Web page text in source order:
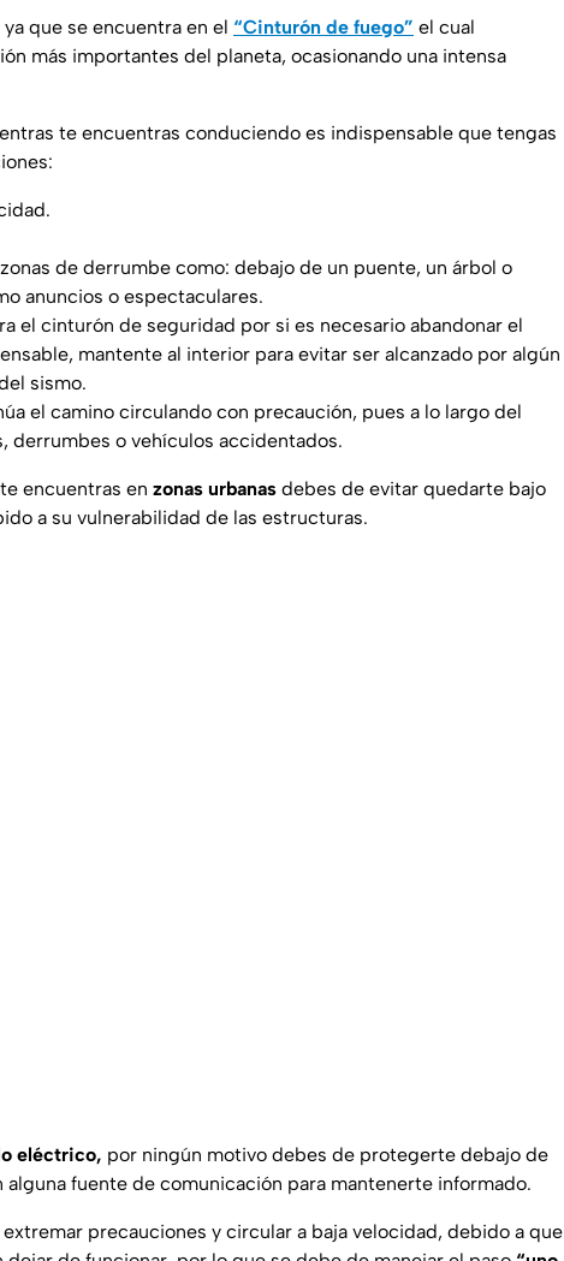
que se encuentra en el “Cinturón de fuego” el cual
más importantes del planeta, ocasionando una intensa
te encuentras conduciendo es indispensable que tengas
de derrumbe como: debajo de un puente, un árbol o
anuncios o espectaculares.
el cinturón de seguridad por si es necesario abandonar el
mantente al interior para evitar ser alcanzado por algún
sismo.
el camino circulando con precaución, pues a lo largo del
derrumbes o vehículos accidentados.
encuentras en zonas urbanas debes de evitar quedarte bajo
a su vulnerabilidad de las estructuras.
eléctrico, por ningún motivo debes de protegerte debajo de
fuente de comunicación para mantenerte informado.
precauciones y circular a baja velocidad, debido a que